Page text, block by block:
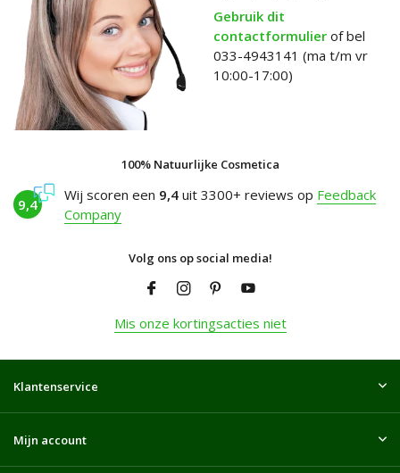
Gebruik dit
contactformulier of bel
033-4943141 (ma t/m vr
10:00-17:00)
100% Natuurlijke Cosmetica
9,4
Wij scoren een 9,4 uit 3300+ reviews op Feedback
Company
Volg ons op social media!
Mis onze kortingsacties niet
Klantenservice
Mijn account